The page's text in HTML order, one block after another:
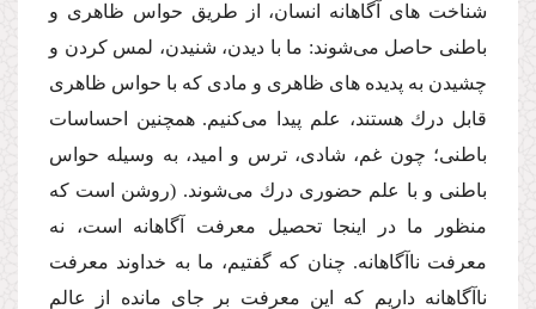
شناخت هاى آگاهانه انسان، از طریق حواس ظاهرى و
باطنى حاصل مى‌شوند: ما با دیدن، شنیدن، لمس كردن و
چشیدن به پدیده هاى ظاهرى و مادى كه با حواس ظاهرى
قابل درك هستند، علم پیدا مى‌كنیم. همچنین احساسات
باطنى؛ چون غم، شادى، ترس و امید، به وسیله حواس
باطنى و با علم حضورى درك مى‌شوند. (روشن است كه
منظور ما در اینجا تحصیل معرفت آگاهانه است، نه
معرفت ناآگاهانه. چنان كه گفتیم، ما به خداوند معرفت
ناآگاهانه داریم كه این معرفت بر جاى مانده از عالم